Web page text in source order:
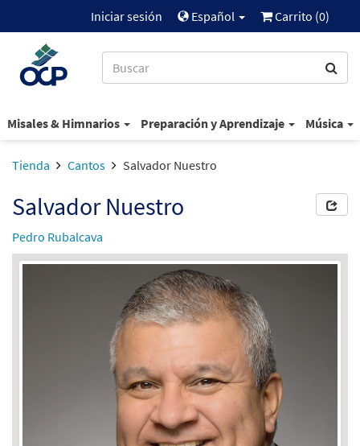
Iniciar sesión Español Carrito (0)
Misales & Himnarios Preparación y Aprendizaje Música
Tienda Cantos Salvador Nuestro
Salvador Nuestro
Pedro Rubalcava